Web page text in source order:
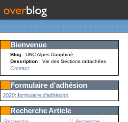
Bienvenue
Blog : UNC Alpes Dauphiné
Description: Vie des Sections rattachées
Contact
Formulaire d'adhésion
2020: formulaire d'adhésion
Recherche Article